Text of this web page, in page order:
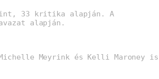
33 kritika alapján. A
alapján.
Meyrink és Kelli Maroney is